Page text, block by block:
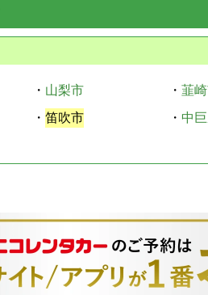
・ 山梨市 ・ 韮
・ 笛吹市 ・ 中